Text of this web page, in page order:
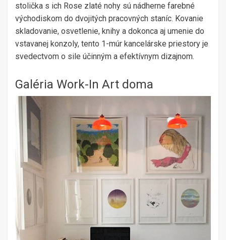
stolička s ich Rose zlaté nohy sú nádherne farebné
východiskom do dvojitých pracovných staníc. Kovanie
skladovanie, osvetlenie, knihy a dokonca aj umenie do
vstavanej konzoly, tento 1-múr kancelárske priestory je
svedectvom o sile účinným a efektívnym dizajnom.
Galéria Work-In Art doma